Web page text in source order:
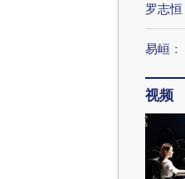
罗志恒
易峘 ：
视频